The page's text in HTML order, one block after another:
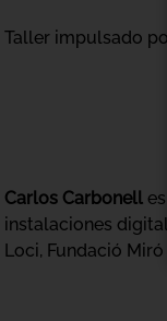
Taller impulsado
Carlos Carbonell
instalaciones
Loci, Fundació